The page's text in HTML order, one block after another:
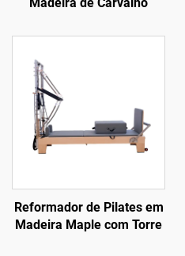
Reformador de Pilates em
Madeira Maple com Torre